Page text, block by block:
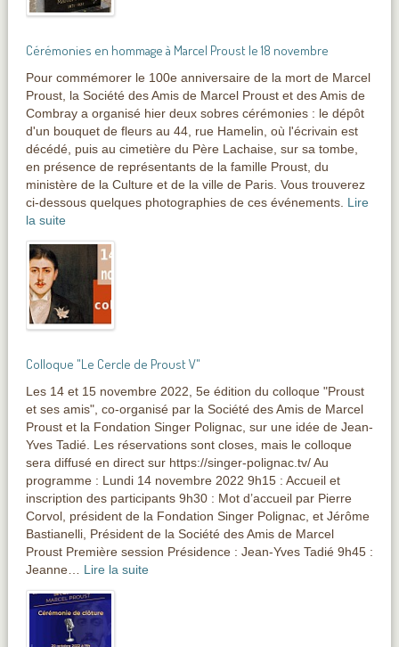
Cérémonies en hommage à Marcel Proust le 18 novembre
Pour commémorer le 100e anniversaire de la mort de Marcel
Proust, la Société des Amis de Marcel Proust et des Amis de
Combray a organisé hier deux sobres cérémonies : le dépôt
d'un bouquet de fleurs au 44, rue Hamelin, où l'écrivain est
décédé, puis au cimetière du Père Lachaise, sur sa tombe,
en présence de représentants de la famille Proust, du
ministère de la Culture et de la ville de Paris. Vous trouverez
ci-dessous quelques photographies de ces événements. Lire
la suite
Colloque "Le Cercle de Proust V"
Les 14 et 15 novembre 2022, 5e édition du colloque "Proust
et ses amis", co-organisé par la Société des Amis de Marcel
Proust et la Fondation Singer Polignac, sur une idée de Jean-
Yves Tadié. Les réservations sont closes, mais le colloque
sera diffusé en direct sur https://singer-polignac.tv/ Au
programme : Lundi 14 novembre 2022 9h15 : Accueil et
inscription des participants 9h30 : Mot d’accueil par Pierre
Corvol, président de la Fondation Singer Polignac, et Jérôme
Bastianelli, Président de la Société des Amis de Marcel
Proust Première session Présidence : Jean-Yves Tadié 9h45 :
Jeanne… Lire la suite